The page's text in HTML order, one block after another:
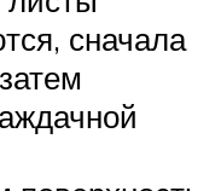
сначала